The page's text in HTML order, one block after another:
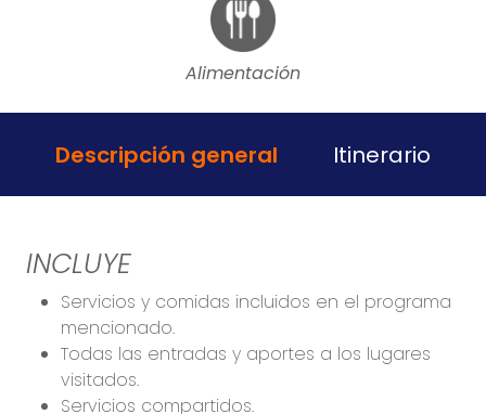
Alimentación
Descripción general Itinerario
INCLUYE
Servicios y comidas incluidos en el programa
mencionado.
Todas las entradas y aportes a los lugares
visitados.
Servicios compartidos.